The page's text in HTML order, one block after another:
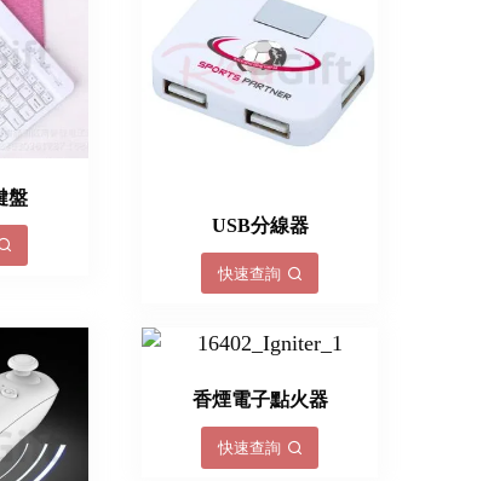
盤
USB分線器
快速查詢
香煙電子點火器
快速查詢